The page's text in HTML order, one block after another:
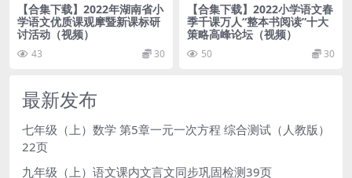
【合集下载】2022年湖南省小
学语文优质课观摩暨新课标研
讨活动（视频）
43 30
【合集下载】2022小学语文春
季千课万人“整本书阅读”十大
策略高峰论坛（视频）
50 30
最新发布
七年级（上）数学 第5章一元一次方程 综合测试（人教版）
22页
九年级（上）语文课内文言文同步巩固检测39页